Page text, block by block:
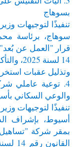
بسوهاج
تنفيذًا لتوجيهات
سوهاج، برئاسة
قرار "العمل عن
وتذليل عقبات
4. توعية عاملي
والوعي السكاني
تنفيذًا لتوجيهات
أسيوط، بإشراف
بمقر شركة